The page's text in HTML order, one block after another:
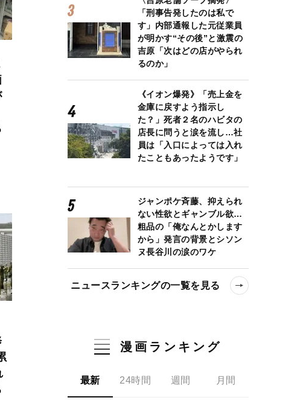
「刑事告発したのは私で
す」内部通報した元従業員
が明かす“その後”と激震の
吉原「次はどの店がやられ
るのか」
《イオン爆発》「売上金を
金庫に戻すよう指示し
た？」死者２名のハビタの
店長に問うと涙を流し…社
員は「入口によっては入れ
たこともあったようです」
ジャンポケ斉藤、抑えられ
ない性欲とギャンブル欲…
粗品の「俺なんとかします
から」発言の背景とシソン
ヌ長谷川の涙のワケ
ニュースランキングの一覧を見る
漫画ランキング
最新 24時間 週間 月間